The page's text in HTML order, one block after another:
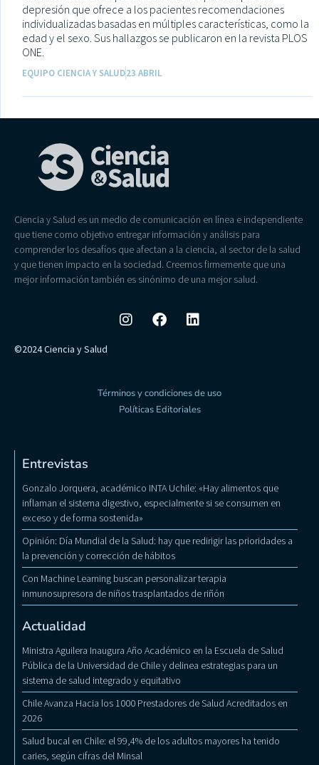
depresión que ofrece a los pacientes recomendaciones
individualizadas basadas en múltiples características, como la
edad y el sexo. Sus hallazgos se publicaron en la revista PLOS
ONE.
EQUIPO CIENCIA Y SALUD23 ABRIL
Ciencia y Salud es un medio de comunicación en línea e independiente
que tiene como objetivo entregar información y análisis para
comprender los desafíos que afectan a la ciencia, al sector de la salud
y que tienen impacto en la sociedad. Creemos firmemente que una
mejor información también es sinónimo de una mejor salud.
©2024 Ciencia y Salud
Términos y condiciones de uso
Políticas Editoriales
Entrevistas
Gonzalo Jorquera, académico INTA Uchile: «Hay alimentos que
inflaman el sistema digestivo, especialmente si se consumen en
exceso y de forma sostenida»
Opinión: Día Mundial de la Salud: hay que redirigir las prioridades a
la prevención y corrección de hábitos
Con Machine Learning buscan personalizar terapia
inmunosupresora de niños trasplantados de riñón
Actualidad
Ministra Aguilera Inaugura Año Académico en la Escuela de Salud
Pública de la Universidad de Chile y delinea estrategias para un
sistema de salud integrado y equitativo
Chile Avanza Hacia los 1000 Prestadores de Salud Acreditados en
2026
Salud bucal en Chile: el 99,4% de los adultos mayores ha tenido
caries, según cifras del Minsal